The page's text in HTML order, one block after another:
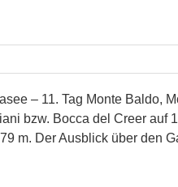
– 11. Tag Monte Baldo,
bzw. Bocca del Creer auf
m. Der Ausblick über den